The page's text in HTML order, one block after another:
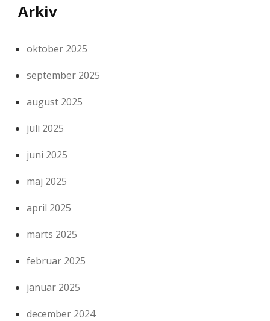
Arkiv
oktober 2025
september 2025
august 2025
juli 2025
juni 2025
maj 2025
april 2025
marts 2025
februar 2025
januar 2025
december 2024